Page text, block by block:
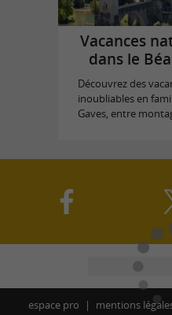
Vacances
dans le
Découvrez des
inoubliables en
Gaves, entre
espace pro mentions